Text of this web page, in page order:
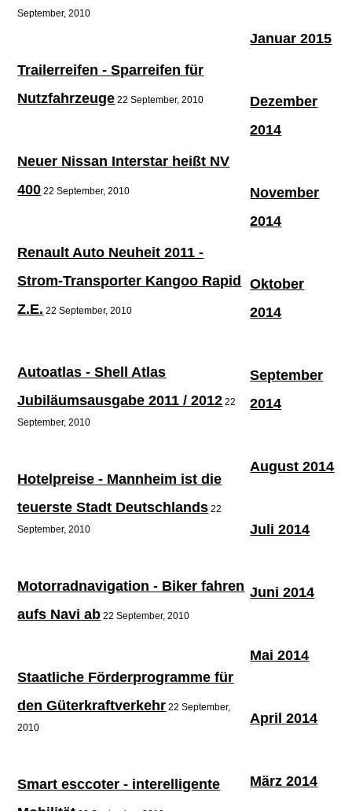
September, 2010
Trailerreifen - Sparreifen für
Nutzfahrzeuge 22 September, 2010
Neuer Nissan Interstar heißt NV
400 22 September, 2010
Renault Auto Neuheit 2011 -
Strom-Transporter Kangoo Rapid
Z.E. 22 September, 2010
Autoatlas - Shell Atlas
Jubiläumsausgabe 2011 / 2012 22
September, 2010
Hotelpreise - Mannheim ist die
teuerste Stadt Deutschlands 22
September, 2010
Motorradnavigation - Biker fahren
aufs Navi ab 22 September, 2010
Staatliche Förderprogramme für
den Güterkraftverkehr 22 September,
2010
Smart esccoter - interelligente
Januar 2015
Dezember
2014
November
2014
Oktober
2014
September
2014
August 2014
Juli 2014
Juni 2014
Mai 2014
April 2014
März 2014